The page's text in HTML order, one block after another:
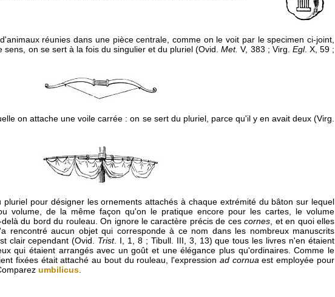
réunies dans une pièce centrale, comme on le voit par le specimen ci-joint,
sens, on se sert à la fois du singulier et du pluriel (Ovid.Met. V, 383 ; Virg. Egl. X, 59 ;
on attache une voile carrée : on se sert du pluriel, parce qu'il y en avait deux (Virg.
pour désigner les ornements attachés à chaque extrémité du bâton sur lequel
volume, de la même façon qu'on le pratique encore pour les cartes, le volume
du bord du rouleau. On ignore le caractère précis de cescornes , et en quoi elles
rencontré aucun objet qui corresponde à ce nom dans les nombreux manuscrits
clair cependant (Ovid. Trist. I, 1, 8 ; Tibull. III, 3, 13) que tous les livres n'en étaient
qui étaient arrangés avec un goût et une élégance plus qu'ordinaires. Comme le
fixées était attaché au bout du rouleau, l'expression ad cornua est employée pour
umbilicus